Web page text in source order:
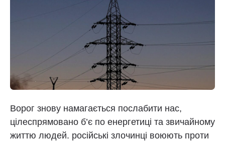
Ворог знову намагається послабити нас,
цілеспрямовано б’є по енергетиці та звичайному
життю людей. російські злочинці воюють проти